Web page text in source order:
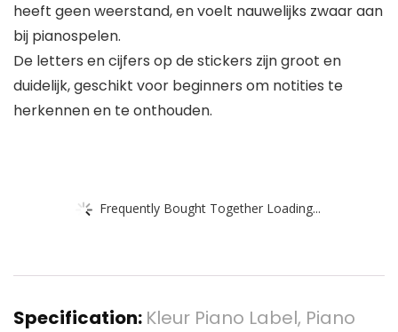
heeft geen weerstand, en voelt nauwelijks zwaar aan
bij pianospelen.
De letters en cijfers op de stickers zijn groot en
duidelijk, geschikt voor beginners om notities te
herkennen en te onthouden.
Frequently Bought Together Loading...
Specification: Kleur Piano Label, Piano